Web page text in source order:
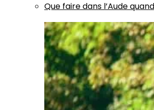
Que faire dans l’Aude